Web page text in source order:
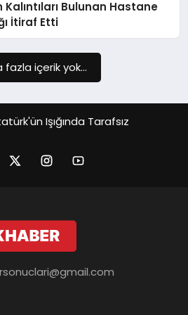
Bulunan Hastane
İtiraf Etti
fazla içerik yok...
Işığında Tarafsız